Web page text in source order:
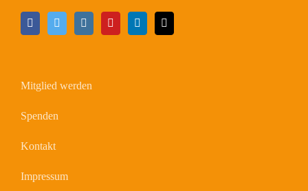
Mitglied werden
Spenden
Kontakt
Impressum